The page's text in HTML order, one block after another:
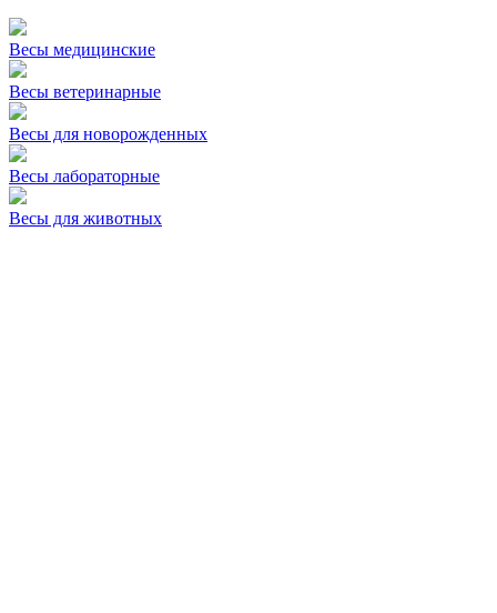
Весы медицинские
Весы ветеринарные
Весы для новорожденных
Весы лабораторные
Весы для животных